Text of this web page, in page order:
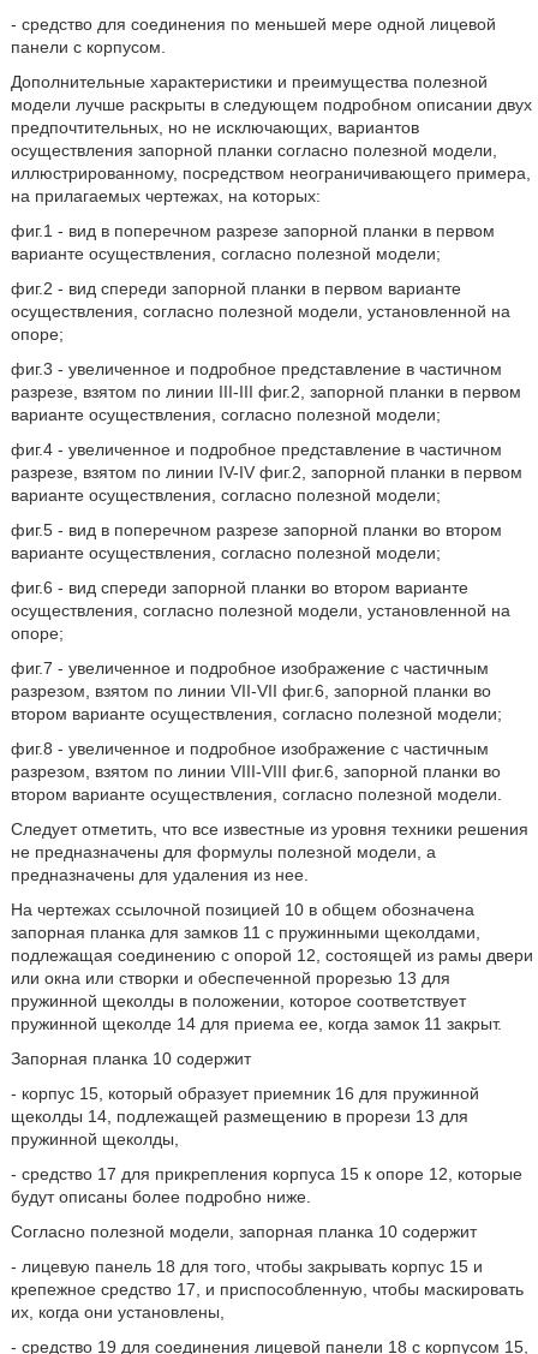
- средство для соединения по меньшей мере одной лицевой
панели с корпусом.
Дополнительные характеристики и преимущества полезной
модели лучше раскрыты в следующем подробном описании двух
предпочтительных, но не исключающих, вариантов
осуществления запорной планки согласно полезной модели,
иллюстрированному, посредством неограничивающего примера,
на прилагаемых чертежах, на которых:
фиг.1 - вид в поперечном разрезе запорной планки в первом
варианте осуществления, согласно полезной модели;
фиг.2 - вид спереди запорной планки в первом варианте
осуществления, согласно полезной модели, установленной на
опоре;
фиг.3 - увеличенное и подробное представление в частичном
разрезе, взятом по линии III-III фиг.2, запорной планки в первом
варианте осуществления, согласно полезной модели;
фиг.4 - увеличенное и подробное представление в частичном
разрезе, взятом по линии IV-IV фиг.2, запорной планки в первом
варианте осуществления, согласно полезной модели;
фиг.5 - вид в поперечном разрезе запорной планки во втором
варианте осуществления, согласно полезной модели;
фиг.6 - вид спереди запорной планки во втором варианте
осуществления, согласно полезной модели, установленной на
опоре;
фиг.7 - увеличенное и подробное изображение с частичным
разрезом, взятом по линии VII-VII фиг.6, запорной планки во
втором варианте осуществления, согласно полезной модели;
фиг.8 - увеличенное и подробное изображение с частичным
разрезом, взятом по линии VIII-VIII фиг.6, запорной планки во
втором варианте осуществления, согласно полезной модели.
Следует отметить, что все известные из уровня техники решения
не предназначены для формулы полезной модели, а
предназначены для удаления из нее.
На чертежах ссылочной позицией 10 в общем обозначена
запорная планка для замков 11 с пружинными щеколдами,
подлежащая соединению с опорой 12, состоящей из рамы двери
или окна или створки и обеспеченной прорезью 13 для
пружинной щеколды в положении, которое соответствует
пружинной щеколде 14 для приема ее, когда замок 11 закрыт.
Запорная планка 10 содержит
- корпус 15, который образует приемник 16 для пружинной
щеколды 14, подлежащей размещению в прорези 13 для
пружинной щеколды,
- средство 17 для прикрепления корпуса 15 к опоре 12, которые
будут описаны более подробно ниже.
Согласно полезной модели, запорная планка 10 содержит
- лицевую панель 18 для того, чтобы закрывать корпус 15 и
крепежное средство 17, и приспособленную, чтобы маскировать
их, когда они установлены,
- средство 19 для соединения лицевой панели 18 с корпусом 15,